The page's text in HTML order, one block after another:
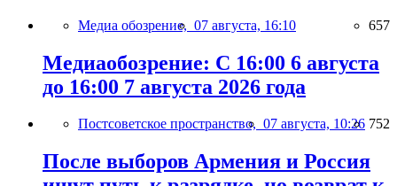
Медиа обозрение, 07 августа, 16:10 657
Медиаобозрение: С 16:00 6 августа
до 16:00 7 августа 2026 года
Постсоветское пространство, 07 августа, 10:26 752
После выборов Армения и Россия